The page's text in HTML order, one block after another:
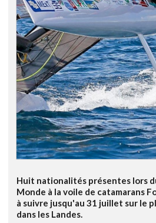
Huit nationalités présentes lors
Monde à la voile de catamarans
à suivre jusqu'au 31 juillet sur le
dans les Landes.